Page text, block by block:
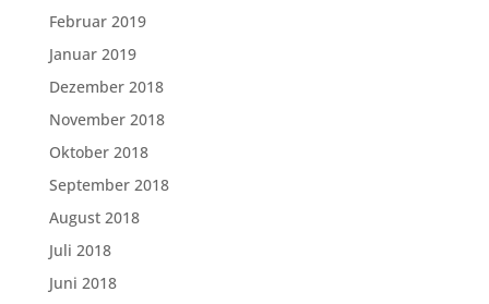
Februar 2019
Januar 2019
Dezember 2018
November 2018
Oktober 2018
September 2018
August 2018
Juli 2018
Juni 2018